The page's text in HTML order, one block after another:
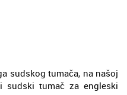
sudskog tumača, na našoj
sudski tumač za engleski